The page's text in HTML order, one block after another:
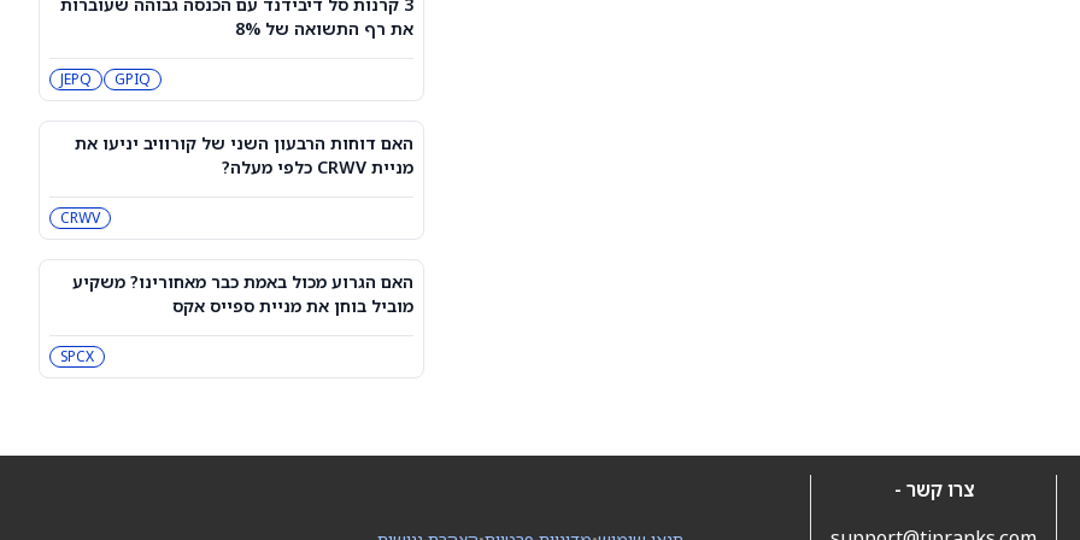
עסקת קורסור של ספייס אקס בשווי 60
מיליארד דולר עשויה להיסגר כבר בשבוע
הבא… אבל המותג Cursor עלול להיעלם
SPCX
PC:CURSO
מניית מעקב? ג'פריס גרופ שוקלת את
הספקולציות על מיזוג בין SpaceX
לטסלה
3 תעודות הסל הטובות ביותר להשקעה,
VV
שוק המניות היום: SPY ו-QQQ עלו לאחר
שדוח תעסוקה מאכזב שינה את ציפיות
הריבית
DIA
QQQ
את רף התשואה של 8%
GPIQ
JEPQ
האם דוחות הרבעון השני של קורוויב יניעו את
מניית CRWV כלפי מעלה?
CRWV
האם הגרוע מכול באמת כבר מאחורינו? משקיע
מוביל בוחן את מניית ספייס אקס
SPCX
צרו קשר -